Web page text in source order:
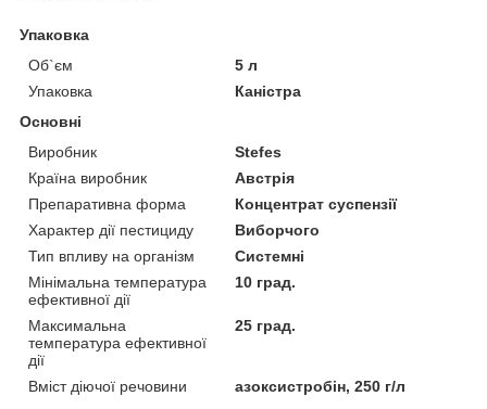
Упаковка
Об`єм
5 л
Упаковка
Каністра
Основні
Виробник
Stefes
Країна виробник
Австрія
Препаративна форма
Концентрат суспензії
Характер дії пестициду
Виборчого
Тип впливу на організм
Системні
Мінімальна температура
ефективної дії
10 град.
Максимальна
температура ефективної
дії
25 град.
Вміст діючої речовини
азоксистробін, 250 г/л